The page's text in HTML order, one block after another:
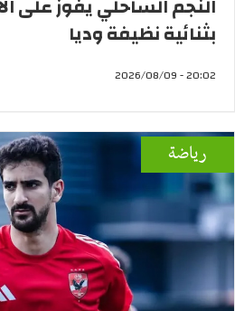
بثنائية نظيفة وديا
20:02 - 2026/08/09
رياضة